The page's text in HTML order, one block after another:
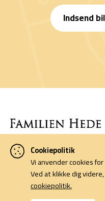
Indsend
Denne side er finansieret af
af foreningen Horsens
Cookiepolitik
Cookiepolitik
Vi anvender cookies
Ved at klikke dig
cookiepolitik.